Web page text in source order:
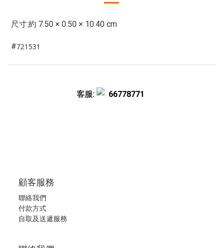
尺寸:約 7.50 × 0.50 × 10.40 cm
#721531
客服: 66778771
顧客服務
聯絡我們
付款方式
自取及送遞服務